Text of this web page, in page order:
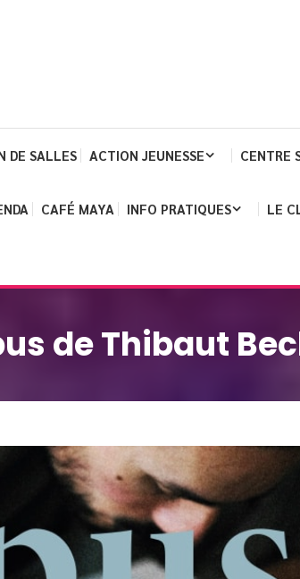
DE SALLES ACTION JEUNESSE CENTRE
CAFÉ MAYA INFO PRATIQUES LE
de Thibaut